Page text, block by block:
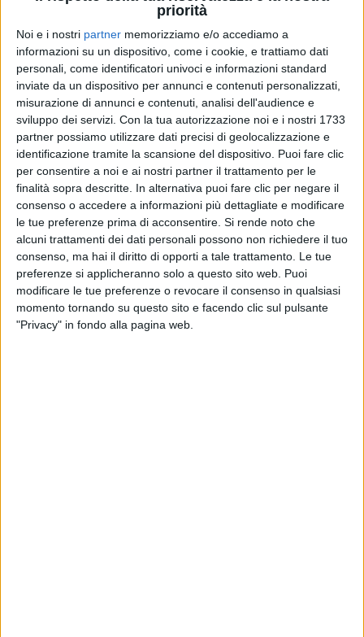
priorità
Noi e i nostri partner memorizziamo e/o accediamo a
informazioni su un dispositivo, come i cookie, e trattiamo dati
personali, come identificatori univoci e informazioni standard
inviate da un dispositivo per annunci e contenuti personalizzati,
misurazione di annunci e contenuti, analisi dell'audience e
sviluppo dei servizi. Con la tua autorizzazione noi e i nostri 1733
partner possiamo utilizzare dati precisi di geolocalizzazione e
identificazione tramite la scansione del dispositivo. Puoi fare clic
per consentire a noi e ai nostri partner il trattamento per le
finalità sopra descritte. In alternativa puoi fare clic per negare il
consenso o accedere a informazioni più dettagliate e modificare
le tue preferenze prima di acconsentire. Si rende noto che
alcuni trattamenti dei dati personali possono non richiedere il tuo
consenso, ma hai il diritto di opporti a tale trattamento. Le tue
preferenze si applicheranno solo a questo sito web. Puoi
modificare le tue preferenze o revocare il consenso in qualsiasi
momento tornando su questo sito e facendo clic sul pulsante
"Privacy" in fondo alla pagina web.
settimana dalla
, infatti, troviamo sia il
ripubblicato venerdì 6 maggio per celebrare i
annidalla sua uscita, è insesta posizione, seguito
proprio da “
segnato il
ritorno
del rapper in questo 2022. Il
primo disco
della sua carriera, riproposto oggi in
versione CD, vinile e deluxe, è inoltre
in vetta ai vinili
più acquistati dell’ultima settimana.